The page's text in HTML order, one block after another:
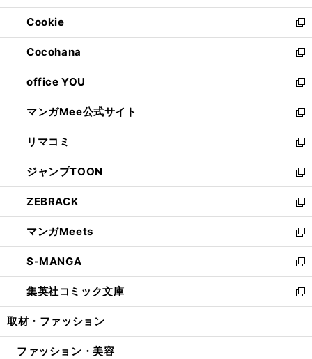
開
く
ウ
で
開
く
ン
ド
ウ
で
開
く
ウ
ィ
ン
ド
ウ
で
開
く
Cookie
新
し
い
ウ
ィ
ン
ド
ウ
で
開
く
Cocohana
新
し
い
ウ
ィ
ン
ド
ウ
で
開
く
office YOU
新
し
い
ウ
ィ
ン
ド
ウ
で
開
く
マンガMee公式サイト
新
し
い
ウ
ィ
ン
ド
ウ
で
開
く
リマコミ
新
し
い
ウ
ィ
ン
ド
ウ
で
開
く
ジャンプTOON
新
し
い
ウ
ィ
ン
ド
ウ
で
開
ZEBRACK
新
し
い
ウ
ィ
ン
ド
ウ
開
マンガMeets
新
し
い
ウ
ィ
ン
ウ
S-MANGA
新
し
い
ウ
ン
集英社コミック文庫
新
し
ウ
取材・ファッション
ファッション・美容